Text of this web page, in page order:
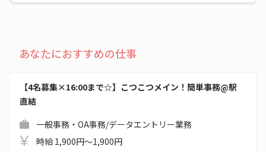
あなたにおすすめの仕事
【4名募集×16:00まで☆】こつこつメイン！簡単事務@駅
直結
一般事務・OA事務/データエントリー業務
時給 1,900円～1,900円